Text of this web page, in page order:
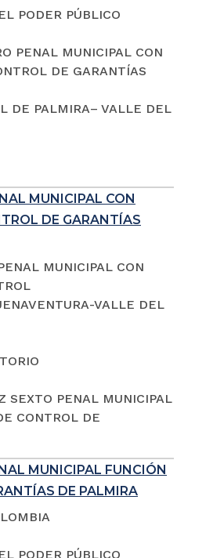
PODER PÚBLICO
PENAL MUNICIPAL CON
DE GARANTÍAS
DE PALMIRA– VALLE DEL
MUNICIPAL CON
DE GARANTÍAS
MUNICIPAL CON
VALLE DEL
SEXTO PENAL MUNICIPAL
CONTROL DE
MUNICIPAL FUNCIÓN
DE PALMIRA
PODER PÚBLICO